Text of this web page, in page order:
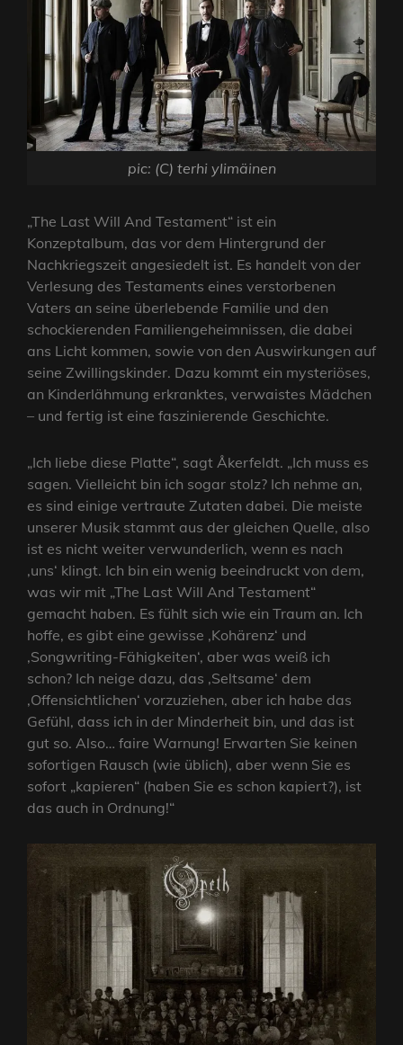
pic: (C) terhi ylimäinen
„The Last Will And Testament“ ist ein
Konzeptalbum, das vor dem Hintergrund der
Nachkriegszeit angesiedelt ist. Es handelt von der
Verlesung des Testaments eines verstorbenen
Vaters an seine überlebende Familie und den
schockierenden Familiengeheimnissen, die dabei
ans Licht kommen, sowie von den Auswirkungen auf
seine Zwillingskinder. Dazu kommt ein mysteriöses,
an Kinderlähmung erkranktes, verwaistes Mädchen
– und fertig ist eine faszinierende Geschichte.
„Ich liebe diese Platte“, sagt Åkerfeldt. „Ich muss es
sagen. Vielleicht bin ich sogar stolz? Ich nehme an,
es sind einige vertraute Zutaten dabei. Die meiste
unserer Musik stammt aus der gleichen Quelle, also
ist es nicht weiter verwunderlich, wenn es nach
‚uns‘ klingt. Ich bin ein wenig beeindruckt von dem,
was wir mit „The Last Will And Testament“
gemacht haben. Es fühlt sich wie ein Traum an. Ich
hoffe, es gibt eine gewisse ‚Kohärenz‘ und
‚Songwriting-Fähigkeiten‘, aber was weiß ich
schon? Ich neige dazu, das ‚Seltsame‘ dem
‚Offensichtlichen‘ vorzuziehen, aber ich habe das
Gefühl, dass ich in der Minderheit bin, und das ist
gut so. Also… faire Warnung! Erwarten Sie keinen
sofortigen Rausch (wie üblich), aber wenn Sie es
sofort „kapieren“ (haben Sie es schon kapiert?), ist
das auch in Ordnung!“